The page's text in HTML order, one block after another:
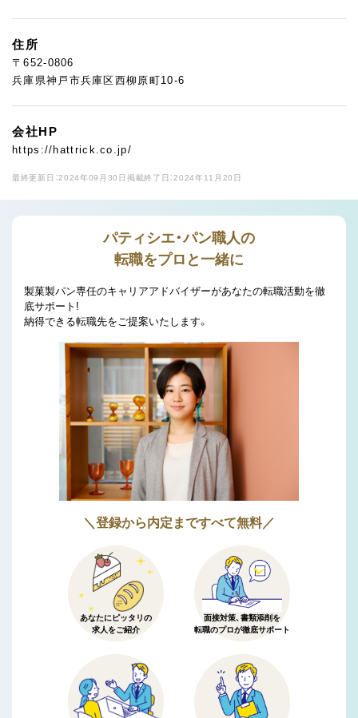
住所
〒652-0806
兵庫県神戸市兵庫区西柳原町10-6
会社HP
https://hattrick.co.jp/
最終更新日：2024年09月30日 掲載終了日：2024年11月20日
パティシエ・パン職人の
転職をプロと一緒に
製菓製パン専任のキャリアアドバイザーがあなたの転職活動を徹
底サポート!
納得できる転職先をご提案いたします。
＼登録から内定まですべて無料／
あなたにピッタリの
求人をご紹介
面接対策、書類添削を
転職のプロが徹底サポート